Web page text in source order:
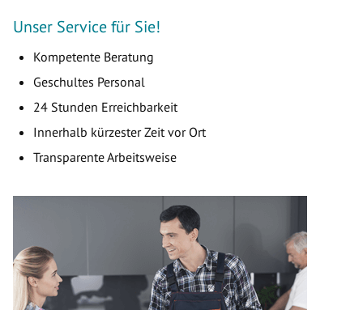
Unser Service für Sie!
Kompetente Beratung
Geschultes Personal
24 Stunden Erreichbarkeit
Innerhalb kürzester Zeit vor Ort
Transparente Arbeitsweise